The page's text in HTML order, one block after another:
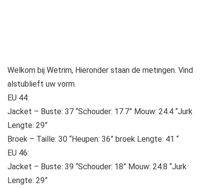
Welkom bij Wetrim, Hieronder staan ​​de metingen. Vind
alstublieft uw vorm.
EU 44:
Jacket – Buste: 37 “Schouder: 17.7” Mouw: 24.4 “Jurk
Lengte: 29”
Broek – Taille: 30 “Heupen: 36” broek Lengte: 41 “
EU 46:
Jacket – Buste: 39 “Schouder: 18” Mouw: 24.8 “Jurk
Lengte: 29”